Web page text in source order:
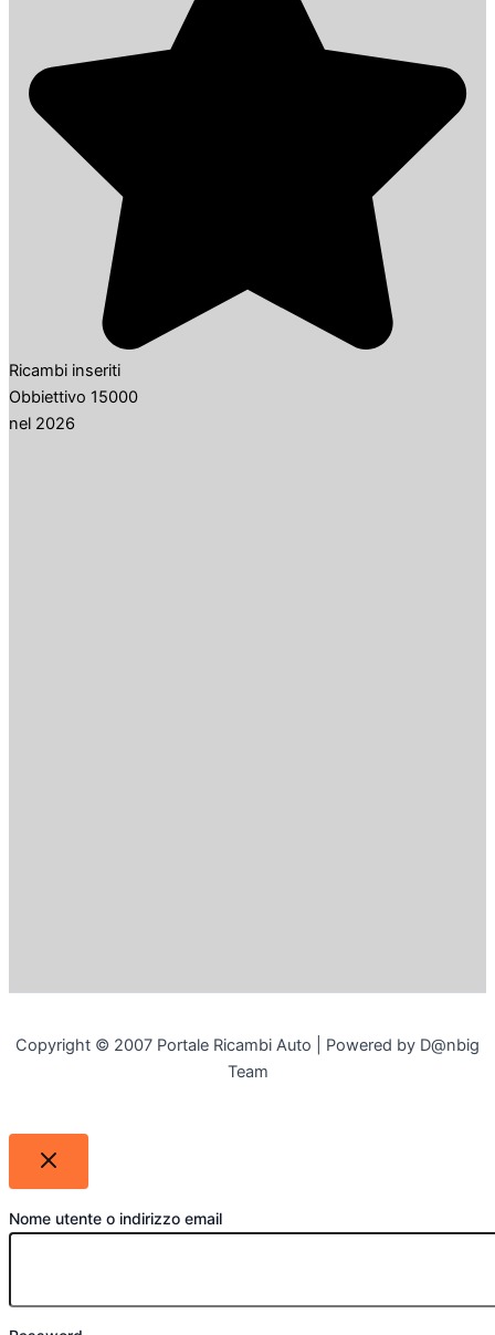
Ricambi inseriti
Obbiettivo 15000
nel 2026
Copyright © 2007 Portale Ricambi Auto | Powered by D@nbig
Team
Nome utente o indirizzo email